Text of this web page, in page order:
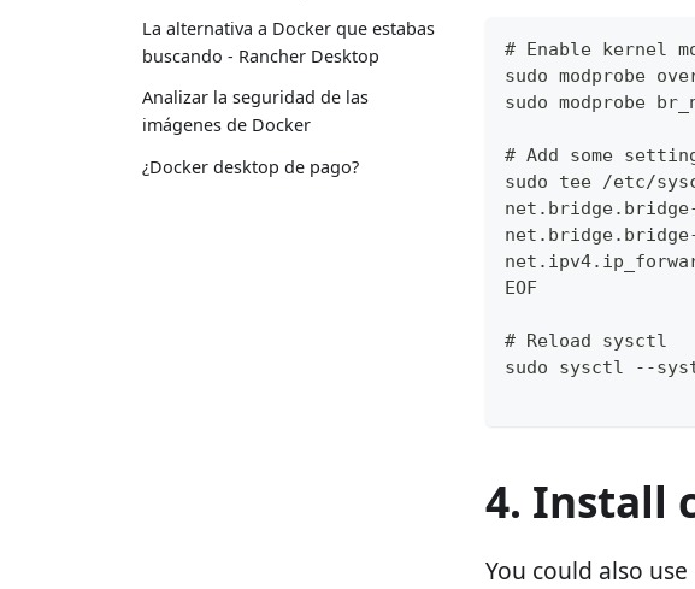
La alternativa a Docker que estabas
buscando - Rancher Desktop
Analizar la seguridad de las
imágenes de Docker
¿Docker desktop de pago?
# Enable kernel
sudo modprobe
sudo modprobe
# Add some
sudo tee /etc/
EOF
# Reload sysctl
sudo sysctl --
4. Install
You could also